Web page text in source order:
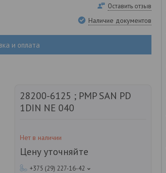
Оставить отзыв
Наличие документов
и оплата
28200-6125 ; PMP SAN PD
1DIN NE 040
Нет в наличии
Цену уточняйте
+375 (29) 227-16-42